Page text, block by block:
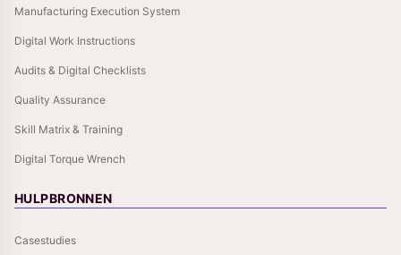
Manufacturing Execution System
Digital Work Instructions
Audits & Digital Checklists
Quality Assurance
Skill Matrix & Training
Digital Torque Wrench
HULPBRONNEN
Casestudies